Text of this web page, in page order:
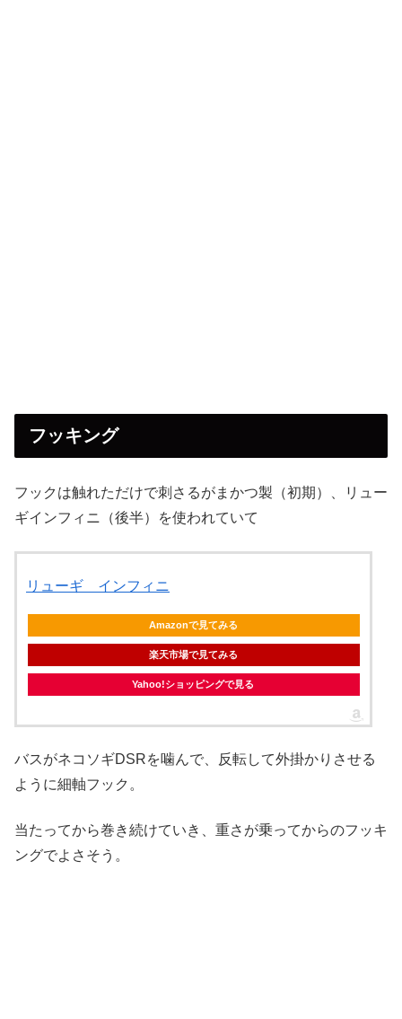
フッキング
フックは触れただけで刺さるがまかつ製（初期）、リュー
ギインフィニ（後半）を使われていて
リューギ インフィニ
Amazonで見てみる
楽天市場で見てみる
Yahoo!ショッピングで見る
バスがネコソギDSRを噛んで、反転して外掛かりさせる
ように細軸フック。
当たってから巻き続けていき、重さが乗ってからのフッキ
ングでよさそう。